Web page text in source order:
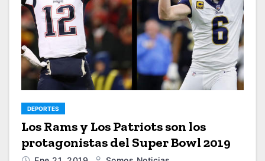
DEPORTES
Los Rams y Los Patriots son los
protagonistas del Super Bowl 2019